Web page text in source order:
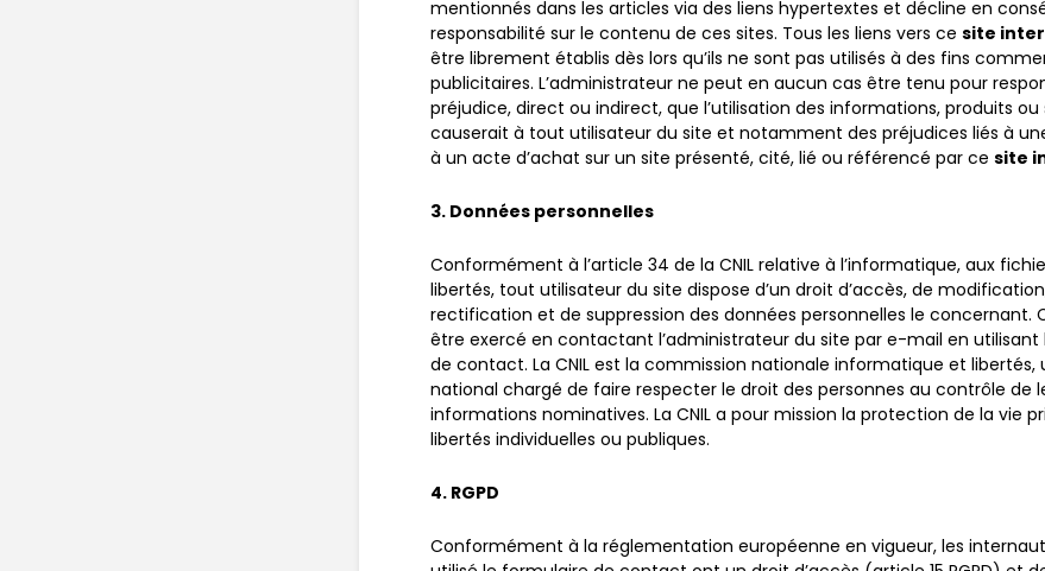
mentionnés dans les articles via des liens hypertextes et décline en
responsabilité sur le contenu de ces sites. Tous les liens vers ce site
être librement établis dès lors qu’ils ne sont pas utilisés à des fins
publicitaires. L’administrateur ne peut en aucun cas être tenu pour
préjudice, direct ou indirect, que l’utilisation des informations, produits ou
causerait à tout utilisateur du site et notamment des préjudices liés à
à un acte d’achat sur un site présenté, cité, lié ou référencé par ce site
3. Données personnelles
Conformément à l’article 34 de la CNIL relative à l’informatique, aux
libertés, tout utilisateur du site dispose d’un droit d’accès, de
rectification et de suppression des données personnelles le concernant.
être exercé en contactant l’administrateur du site par e-mail en utilisant
de contact. La CNIL est la commission nationale informatique et libertés,
national chargé de faire respecter le droit des personnes au contrôle de
informations nominatives. La CNIL a pour mission la protection de la vie
libertés individuelles ou publiques.
4. RGPD
Conformément à la réglementation européenne en vigueur, les